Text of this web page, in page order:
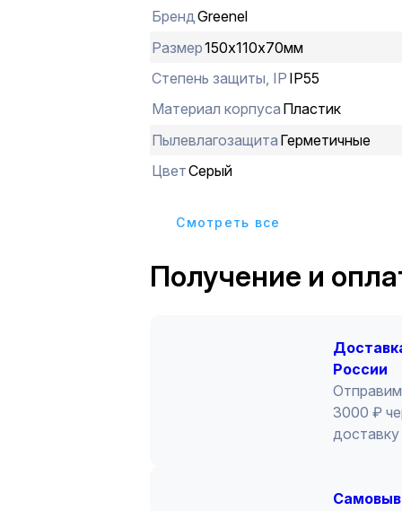
БрендGreenel
Размер150х110х70мм
Степень защиты, IP IP55
Материал корпуса Пластик
Пылевлагозащита Герметичные
ЦветСерый
Cмотреть все
Получение и
России
3000 ₽